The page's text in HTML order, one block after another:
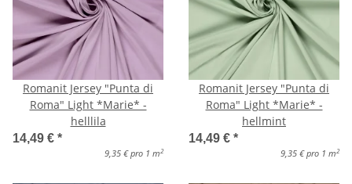
Romanit Jersey "Punta di
Roma" Light *Marie* -
helllila
14,49 € *
9,35 € pro 1 m 2
Romanit Jersey "Punta di
Roma" Light *Marie* -
hellmint
14,49 € *
9,35 € pro 1 m 2